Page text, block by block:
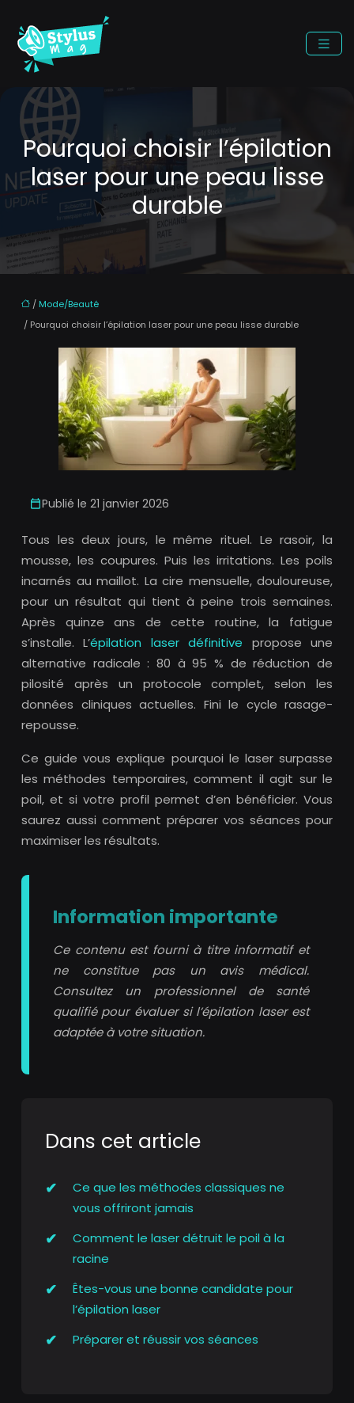
Pourquoi choisir l’épilation
laser pour une peau lisse
durable
/ Mode/Beauté
/ Pourquoi choisir l’épilation laser pour une peau lisse durable
Publié le 21 janvier 2026
Tous les deux jours, le même rituel. Le rasoir, la
mousse, les coupures. Puis les irritations. Les poils
incarnés au maillot. La cire mensuelle, douloureuse,
pour un résultat qui tient à peine trois semaines.
Après quinze ans de cette routine, la fatigue
s’installe. L’épilation laser définitive propose une
alternative radicale : 80 à 95 % de réduction de
pilosité après un protocole complet, selon les
données cliniques actuelles. Fini le cycle rasage-
repousse.
Ce guide vous explique pourquoi le laser surpasse
les méthodes temporaires, comment il agit sur le
poil, et si votre profil permet d’en bénéficier. Vous
saurez aussi comment préparer vos séances pour
maximiser les résultats.
Information importante
Ce contenu est fourni à titre informatif et
ne constitue pas un avis médical.
Consultez un professionnel de santé
qualifié pour évaluer si l’épilation laser est
adaptée à votre situation.
Dans cet article
Ce que les méthodes classiques ne
vous offriront jamais
Comment le laser détruit le poil à la
racine
Êtes-vous une bonne candidate pour
l’épilation laser
Préparer et réussir vos séances